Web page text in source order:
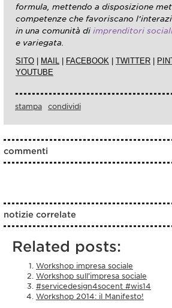
formula, mettendo a disposizione
competenze che favoriscano
in una comunità di imprenditori
e variegata.
SITO | MAIL | FACEBOOK | TWITTER |
YOUTUBE
stampa condividi
commenti
notizie correlate
Related posts:
Workshop impresa sociale
Workshop sull’impresa sociale
#servicedesign4socent #wis14
Workshop 2014: il Manifesto!